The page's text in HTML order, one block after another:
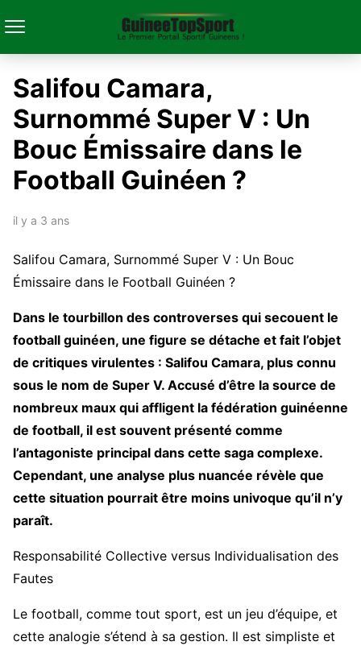
Salifou Camara,
Surnommé Super V : Un
Bouc Émissaire dans le
Football Guinéen ?
il y a 3 ans
Salifou Camara, Surnommé Super V : Un Bouc
Émissaire dans le Football Guinéen ?
Dans le tourbillon des controverses qui secouent le
football guinéen, une figure se détache et fait l’objet
de critiques virulentes : Salifou Camara, plus connu
sous le nom de Super V. Accusé d’être la source de
nombreux maux qui affligent la fédération guinéenne
de football, il est souvent présenté comme
l’antagoniste principal dans cette saga complexe.
Cependant, une analyse plus nuancée révèle que
cette situation pourrait être moins univoque qu’il n’y
paraît.
Responsabilité Collective versus Individualisation des
Fautes
Le football, comme tout sport, est un jeu d’équipe, et
cette analogie s’étend à sa gestion. Il est simpliste et